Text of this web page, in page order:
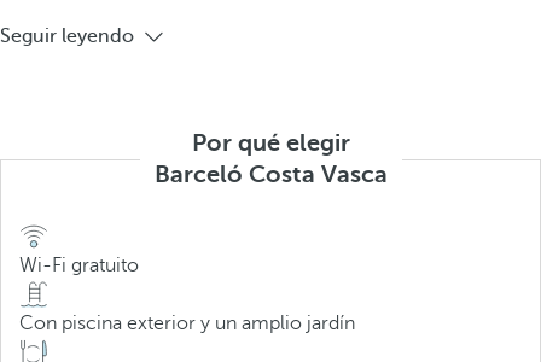
Seguir leyendo
Por qué elegir
Barceló Costa Vasca
Wi-Fi gratuito
Con piscina exterior y un amplio jardín